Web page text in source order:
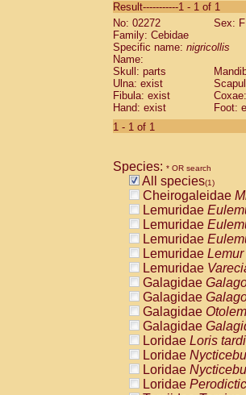
Cebidae
Cebidae
Cebidae
Cebidae
Cebidae
Cebidae
Cebidae
Cebidae
Cebidae
CebidaeCebus
CebidaeCebus
CebidaeCebus
CebidaeSaimiri
CebidaeSaimiri
AtelidaeAlouatta
AtelidaeAlouatta
AtelidaeAlouatta
AtelidaeAlouatta
AtelidaeAteles
AtelidaeAteles
AtelidaeAteles
AtelidaeAteles
Atelidae
Atelidae
Pitheciidae
Result-----------1 - 1 of 1
No: 02272
Sex: F
Family: Cebidae
Specific name: nigricollis
Name:
Skull: parts
Ulna: exist
Fibula: exist
Hand: exist
Foot:
1 - 1 of 1
Species: * OR search
All species(1)
Cheirogaleidae
Lemuridae
Lemuridae
Lemuridae
Lemuridae Lemur
Lemuridae
Galagidae
Galagidae
Galagidae
Galagidae
Loridae Loris
Loridae
Loridae
Loridae